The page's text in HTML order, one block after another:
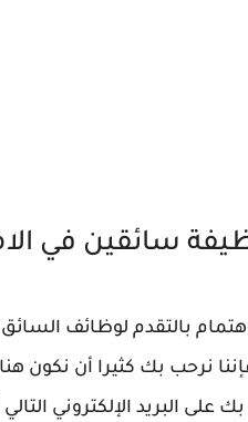
سائقين في
بالتقدم لوظائف
نرحب بك كثيرا أن نكون
على البريد الإلكتروني